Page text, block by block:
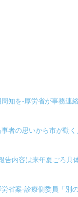
知を-厚労省が事務連
の思いから市が動く
告内容は来年夏ごろ具
省案-診療側委員「別の